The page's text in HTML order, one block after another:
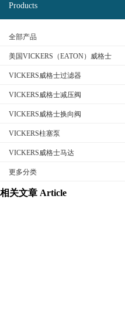
Products
全部产品
美国VICKERS（EATON）威格士
VICKERS威格士过滤器
VICKERS威格士减压阀
VICKERS威格士换向阀
VICKERS柱塞泵
VICKERS威格士马达
更多分类
相关文章 Article